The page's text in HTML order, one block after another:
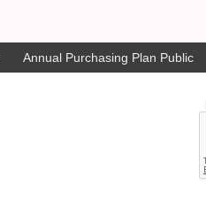
Annual Purchasing Plan Public